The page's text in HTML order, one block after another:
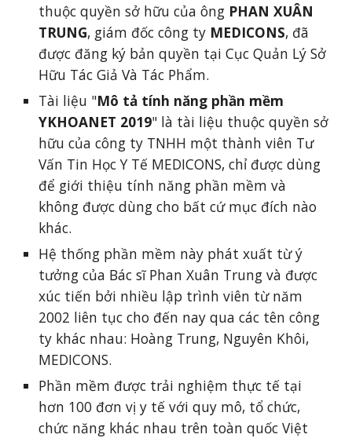
thuộc quyền sở hữu của ông PHAN XUÂN
TRUNG, giám đốc công ty MEDICONS, đã
được đăng ký bản quyền tại Cục Quản Lý Sở
Hữu Tác Giả Và Tác Phẩm.
Tài liệu "Mô tả tính năng phần mềm
YKHOANET 2019" là tài liệu thuộc quyền sở
hữu của công ty TNHH một thành viên Tư
Vấn Tin Học Y Tế MEDICONS, chỉ được dùng
để giới thiệu tính năng phần mềm và
không được dùng cho bất cứ mục đích nào
khác.
Hệ thống phần mềm này phát xuất từ ý
tưởng của Bác sĩ Phan Xuân Trung và được
xúc tiến bởi nhiều lập trình viên từ năm
2002 liên tục cho đến nay qua các tên công
ty khác nhau: Hoàng Trung, Nguyên Khôi,
MEDICONS.
Phần mềm được trải nghiệm thực tế tại
hơn 100 đơn vị y tế với quy mô, tổ chức,
chức năng khác nhau trên toàn quốc Việt